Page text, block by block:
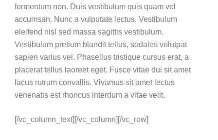
fermentum non. Duis vestibulum quis quam vel
accumsan. Nunc a vulputate lectus. Vestibulum
eleifend nisl sed massa sagittis vestibulum.
Vestibulum pretium blandit tellus, sodales volutpat
sapien varius vel. Phasellus tristique cursus erat, a
placerat tellus laoreet eget. Fusce vitae dui sit amet
lacus rutrum convallis. Vivamus sit amet lectus
venenatis est rhoncus interdum a vitae velit.
[/vc_column_text][/vc_column][/vc_row]